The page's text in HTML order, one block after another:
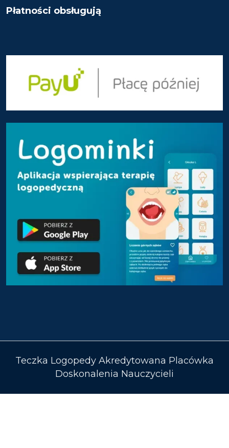
Płatności obsługują
Teczka Logopedy Akredytowana Placówka
Doskonalenia Nauczycieli